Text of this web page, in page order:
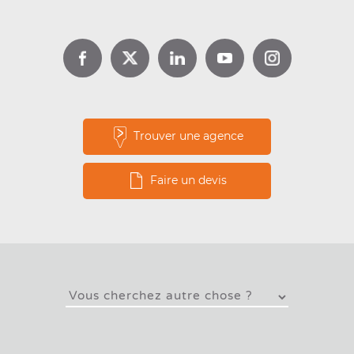
Trouver une agence
Faire un devis